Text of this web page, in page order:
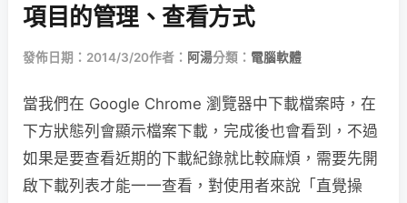
項目的管理、查看方式
發佈日期：2014/3/20作者： 阿湯分類： 電腦軟體
當我們在 Google Chrome 瀏覽器中下載檔案時，在
下方狀態列會顯示檔案下載，完成後也會看到，不過
如果是要查看近期的下載紀錄就比較麻煩，需要先開
啟下載列表才能一一查看，對使用者來說「直覺操